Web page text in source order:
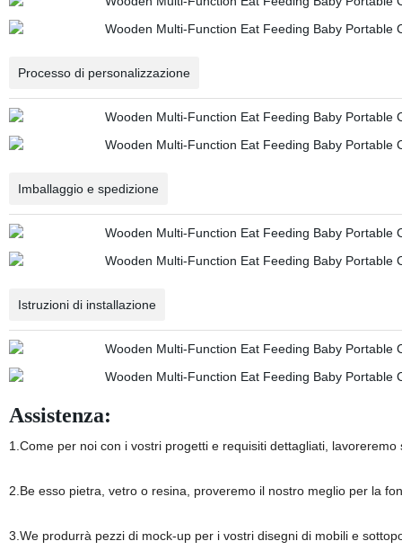
Processo di personalizzazione
Imballaggio e spedizione
Istruzioni di installazione
Assistenza:
1.Come per noi con i vostri progetti e requisiti dettagliati,
2.Be esso pietra, vetro o resina, proveremo il nostro meglio per la
3.We produrrà pezzi di mock-up per i vostri disegni di mobili e